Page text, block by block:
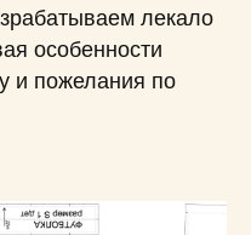
лекало
особенности
и пожелания по